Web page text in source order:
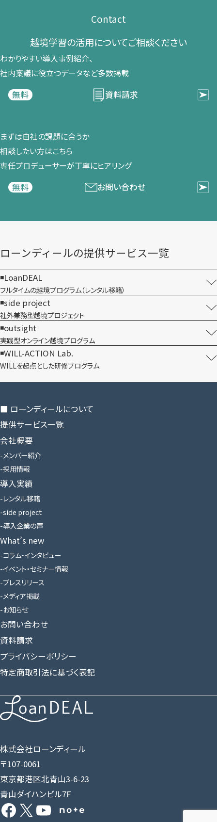
Contact
越境学習の​活用に​ついて​ご相談ください​
わかりやすい導入事例紹介、​
社内稟議に​役立つデータなど​多数掲載
無料
資料請求
まずは​自社の​課題に​合うか​
相談したい方は​こちら
専任プロデューサーが​丁寧に​ヒアリング
無料
お問い合わせ
ローンディールの​提供サービス一覧
LoanDEAL
フルタイムの越境プログラム​（レンタル移籍）
side project
社外兼務型​越境プロジェクト
outsight
実践型オンライン​越境プログラム
WILL-ACTION Lab.
WILLを​起点とした​研修プログラム
株式会社ローンディール
〒107-0061
東京都港区北青山3-6-23
青山ダイハンビル7F
Facebook
X YouTube
Share Icon
■ ローンディールに​ついて
提供サービス一覧
会社概要
メンバー紹介
採用情報
導入実績
レンタル移籍
side project
導入企業の声
What’s new
コラム・インタビュー
イベント・セミナー情報
プレスリリース
メディア掲載
お知らせ
お問い合わせ
資料請求
プライバシーポリシー
特定商取引法に基づく表記